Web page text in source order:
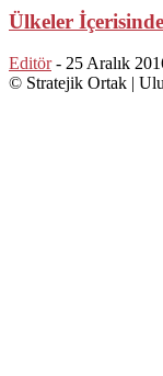
Ülkeler
Editör - 25 Aralık
© Stratejik Ortak |